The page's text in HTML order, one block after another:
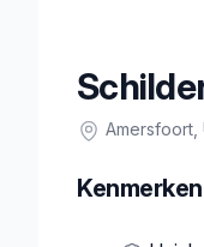
Amersfoort
Kenmerken